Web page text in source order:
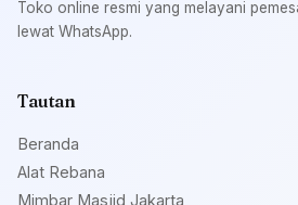
Toko online resmi yang melayani
lewat WhatsApp.
Tautan
Beranda
Alat Rebana
Mimbar Masjid Jakarta